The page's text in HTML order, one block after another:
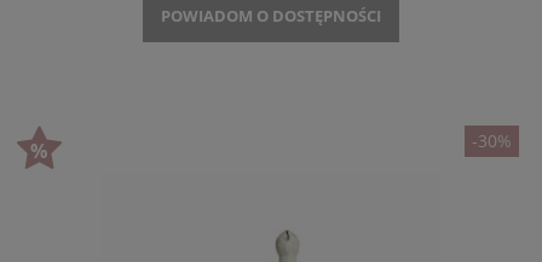
POWIADOM O DOSTĘPNOŚCI
-30%